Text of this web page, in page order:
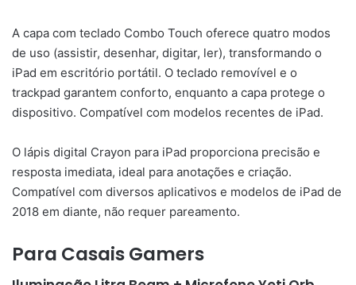
A capa com teclado Combo Touch oferece quatro modos
de uso (assistir, desenhar, digitar, ler), transformando o
iPad em escritório portátil. O teclado removível e o
trackpad garantem conforto, enquanto a capa protege o
dispositivo. Compatível com modelos recentes de iPad.
O lápis digital Crayon para iPad proporciona precisão e
resposta imediata, ideal para anotações e criação.
Compatível com diversos aplicativos e modelos de iPad de
2018 em diante, não requer pareamento.
Para Casais Gamers